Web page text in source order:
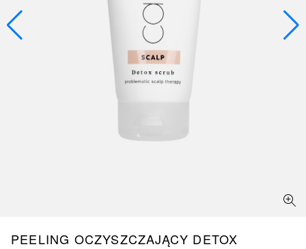
PEELING OCZYSZCZAJĄCY DETOX